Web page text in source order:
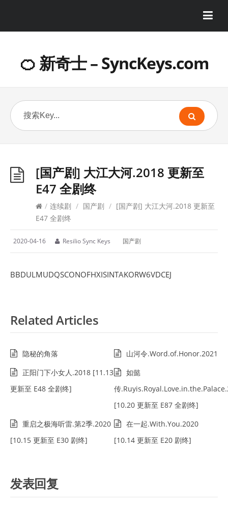
🍊 新奇士 – SyncKeys.com
[国产剧] 大江大河.2018 更新至
E47 全剧终
/ 连续剧 / 国产剧 / [国产剧] 大江大河.2018 更新至
E47 全剧终
2020-04-16 Resilio Sync Keys 国产剧
BBDULMUDQSCONOFHXISINTAKORW6VDCEJ
Related Articles
隐秘的角落
山河令.Word.of.Honor.2021
正阳门下小女人.2018 [11.13
更新至 E48 全剧终]
如懿
传
[10.20 更新至 E87 全剧终]
重启之极海听雷.第2季.2020
[10.15 更新至 E30 剧终]
在一起.With.You.2020
[10.14 更新至 E20 剧终]
发表回复